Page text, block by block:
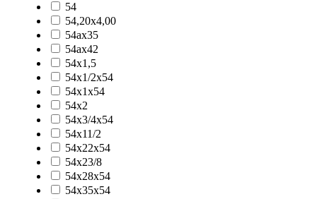
54
54,20x4,00
54ax35
54ax42
54x1,5
54x1/2x54
54x1x54
54x2
54x3/4x54
54x11/2
54x22x54
54x23/8
54x28x54
54x35x54